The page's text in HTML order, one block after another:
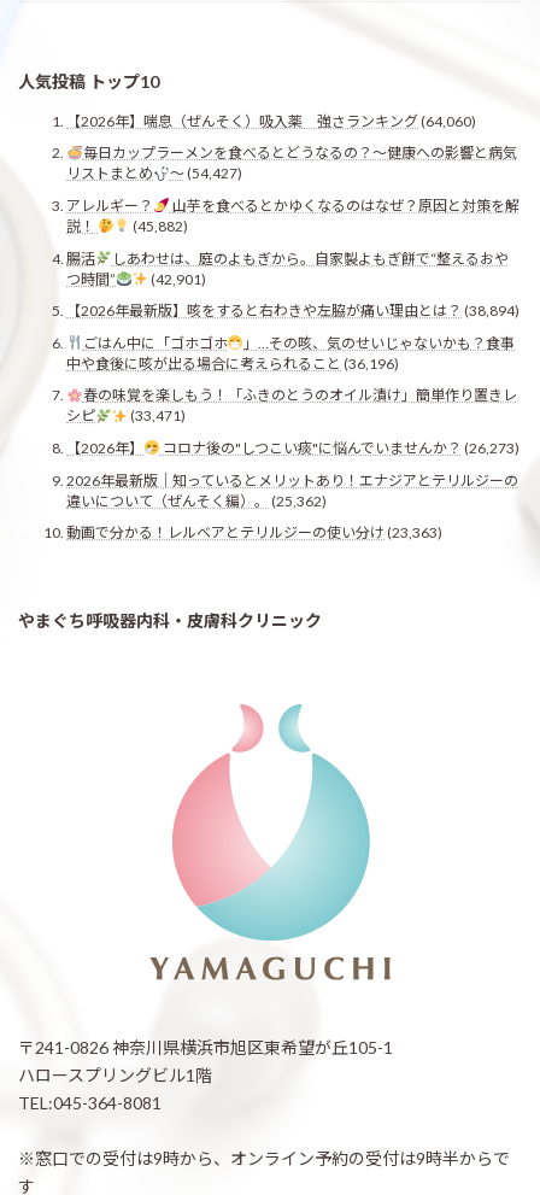
人気投稿 トップ10
【2026年】喘息（ぜんそく）吸入薬 強さランキング(64,060)
毎日カップラーメンを食べるとどうなるの？〜健康への影響と病気
リストまとめ
〜(54,427)
アレルギー？
山芋を食べるとかゆくなるのはなぜ？原因と対策を解
説！
(45,882)
腸活
しあわせは、庭のよもぎから。自家製よもぎ餅で“整えるおや
つ時間”
(42,901)
【2026年最新版】咳をすると右わきや左脇が痛い理由とは？ (38,894)
ごはん中に「ゴホゴホ
」…その咳、気のせいじゃないかも？食事
中や食後に咳が出る場合に考えられること (36,196)
春の味覚を楽しもう！「ふきのとうのオイル漬け」簡単作り置きレ
シピ
(33,471)
【2026年】
コロナ後の"しつこい痰"に悩んでいませんか？ (26,273)
2026年最新版｜知っているとメリットあり！エナジアとテリルジーの
違いについて（ぜんそく編）。
(25,362)
動画で分かる！レルベアとテリルジーの使い分け (23,363)
やまぐち呼吸器内科・皮膚科クリニック
〒241-0826 神奈川県横浜市旭区東希望が丘105-1
ハロースプリングビル1階
TEL:045-364-8081
※窓口での受付は9時から、オンライン予約の受付は9時半からで
す